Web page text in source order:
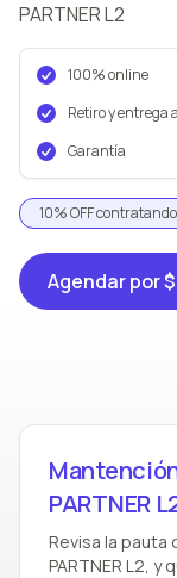
PARTNER L2
100% online
Retiro y entrega
Garantía
10% OFF contratando
Agendarpor
PARTNER
Revisa la pauta
PARTNER L2, y